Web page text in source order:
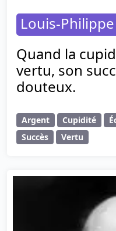
Louis-
Quand la
vertu, son
douteux.
Argent Cupidité
Succès
Vertu